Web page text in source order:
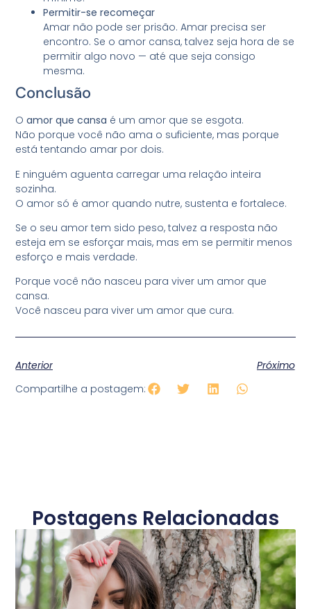
Permitir-se recomeçar
Amar não pode ser prisão. Amar precisa ser
encontro. Se o amor cansa, talvez seja hora de se
permitir algo novo — até que seja consigo
mesma.
Conclusão
Oamor que cansa é um amor que se esgota.
Não porque você não ama o suficiente, mas porque
está tentando amar por dois.
E ninguém aguenta carregar uma relação inteira
sozinha.
O amor só é amor quando nutre, sustenta e fortalece.
Se o seu amor tem sido peso, talvez a resposta não
esteja em se esforçar mais, mas em se permitir menos
esforço e mais verdade.
Porque você não nasceu para viver um amor que
cansa.
Você nasceu para viver um amor que cura.
Anterior
Próximo
Compartilhe a postagem:
Postagens Relacionadas